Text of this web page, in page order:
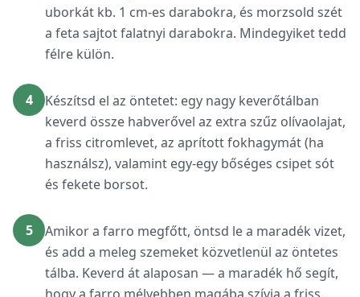
uborkát kb. 1 cm-es darabokra, és morzsold szét
a feta sajtot falatnyi darabokra. Mindegyiket tedd
félre külön.
4
Készítsd el az öntetet: egy nagy keverőtálban
keverd össze habverővel az extra szűz olívaolajat,
a friss citromlevet, az aprított fokhagymát (ha
használsz), valamint egy-egy bőséges csipet sót
és fekete borsot.
5
Amikor a farro megfőtt, öntsd le a maradék vizet,
és add a meleg szemeket közvetlenül az öntetes
tálba. Keverd át alaposan — a maradék hő segít,